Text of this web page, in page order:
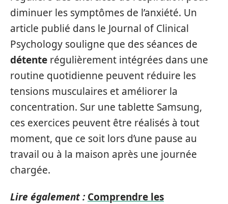
diminuer les symptômes de l’anxiété. Un
article publié dans le Journal of Clinical
Psychology souligne que des séances de
détente régulièrement intégrées dans une
routine quotidienne peuvent réduire les
tensions musculaires et améliorer la
concentration. Sur une tablette Samsung,
ces exercices peuvent être réalisés à tout
moment, que ce soit lors d’une pause au
travail ou à la maison après une journée
chargée.
Lire également : Comprendre les